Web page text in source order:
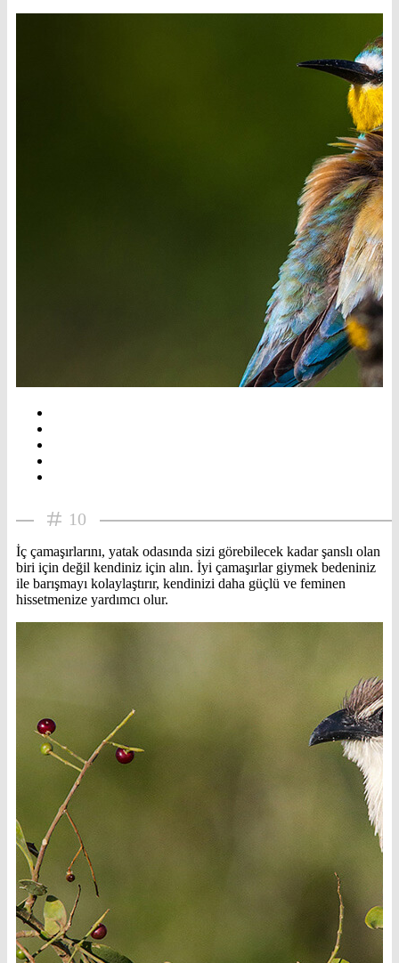
10
İç çamaşırlarını, yatak odasında sizi görebilecek kadar şanslı olan
biri için değil kendiniz için alın. İyi çamaşırlar giymek bedeniniz
ile barışmayı kolaylaştırır, kendinizi daha güçlü ve feminen
hissetmenize yardımcı olur.